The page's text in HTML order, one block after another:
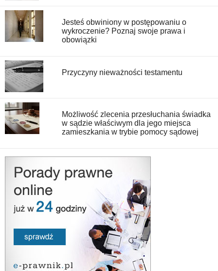
Jesteś obwiniony w postępowaniu o
wykroczenie? Poznaj swoje prawa i
obowiązki
Przyczyny nieważności testamentu
Możliwość zlecenia przesłuchania świadka
w sądzie właściwym dla jego miejsca
zamieszkania w trybie pomocy sądowej